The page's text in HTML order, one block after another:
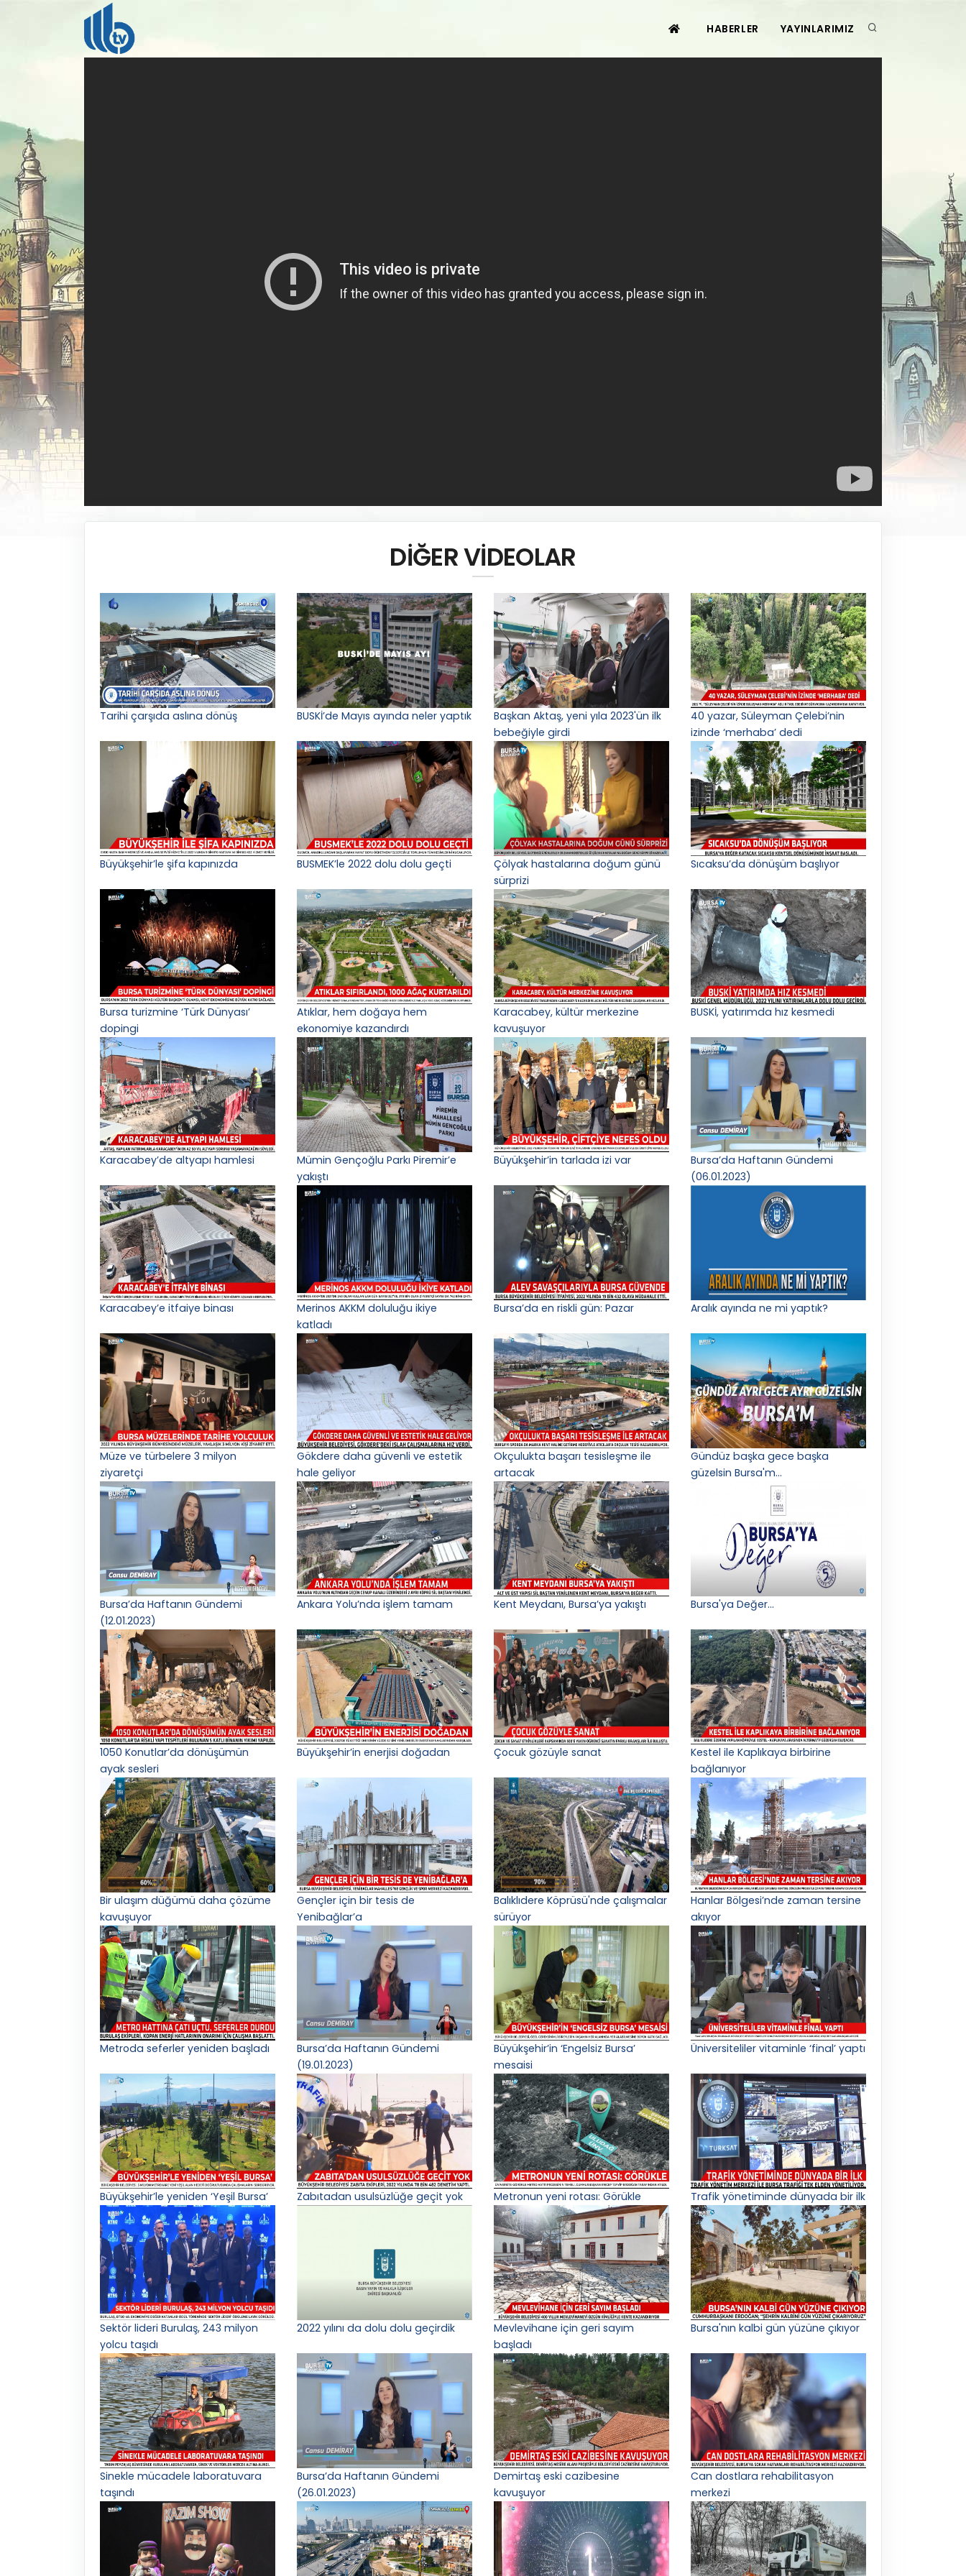
HABERLER YAYINLARIMIZ
DİĞER VİDEOLAR
Tarihi çarşıda aslına dönüş BUSKİ’de Mayıs ayında neler yaptık
Başkan Aktaş, yeni yıla 2023'ün ilk
bebeğiyle girdi
40 yazar, Süleyman Çelebi’nin
izinde ‘merhaba’ dedi
Büyükşehir’le şifa kapınızda BUSMEK’le 2022 dolu dolu geçti
Çölyak hastalarına doğum günü
sürprizi
Sıcaksu’da dönüşüm başlıyor
Bursa turizmine ‘Türk Dünyası’
dopingi
Atıklar, hem doğaya hem
ekonomiye kazandırdı
Karacabey, kültür merkezine
kavuşuyor
BUSKİ, yatırımda hız kesmedi
Karacabey’de altyapı hamlesi
Mümin Gençoğlu Parkı Piremir’e
yakıştı
Büyükşehir’in tarlada izi var
Bursa’da Haftanın Gündemi
(06.01.2023)
Karacabey’e itfaiye binası
Merinos AKKM doluluğu ikiye
katladı
Bursa’da en riskli gün: Pazar Aralık ayında ne mi yaptık?
Müze ve türbelere 3 milyon
ziyaretçi
Gökdere daha güvenli ve estetik
hale geliyor
Okçulukta başarı tesisleşme ile
artacak
Gündüz başka gece başka
güzelsin Bursa'm...
Bursa’da Haftanın Gündemi
(12.01.2023)
Ankara Yolu’nda işlem tamam Kent Meydanı, Bursa’ya yakıştı Bursa'ya Değer...
1050 Konutlar’da dönüşümün
ayak sesleri
Büyükşehir’in enerjisi doğadan Çocuk gözüyle sanat
Kestel ile Kaplıkaya birbirine
bağlanıyor
Bir ulaşım düğümü daha çözüme
kavuşuyor
Gençler için bir tesis de
Yenibağlar’a
Balıklıdere Köprüsü'nde çalışmalar
sürüyor
Hanlar Bölgesi’nde zaman tersine
akıyor
Metroda seferler yeniden başladı
Bursa’da Haftanın Gündemi
(19.01.2023)
Büyükşehir’in ‘Engelsiz Bursa’
mesaisi
Üniversiteliler vitaminle ‘final’ yaptı
Büyükşehir’le yeniden ‘Yeşil Bursa’ Zabıtadan usulsüzlüğe geçit yok Metronun yeni rotası: Görükle Trafik yönetiminde dünyada bir ilk
Sektör lideri Burulaş, 243 milyon
yolcu taşıdı
2022 yılını da dolu dolu geçirdik
Mevlevihane için geri sayım
başladı
Bursa'nın kalbi gün yüzüne çıkıyor
Sinekle mücadele laboratuvara
taşındı
Bursa’da Haftanın Gündemi
(26.01.2023)
Demirtaş eski cazibesine
kavuşuyor
Can dostlara rehabilitasyon
merkezi